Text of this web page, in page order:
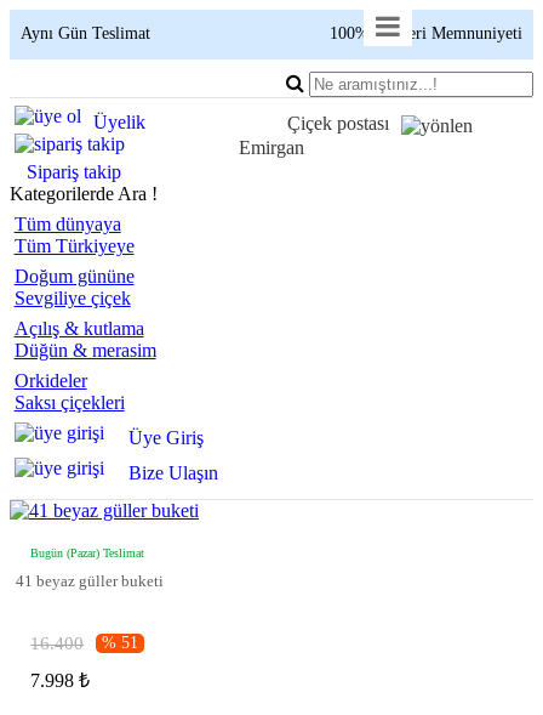
Aynı Gün Teslimat 100% Müşteri Memnuniyeti
Üyelik
Sipariş takip
Kategorilerde Ara !
Tüm dünyaya
Tüm Türkiyeye
Doğum gününe
Sevgiliye çiçek
Açılış & kutlama
Düğün & merasim
Orkideler
Saksı çiçekleri
Üye Giriş
Bize Ulaşın
Çiçek postası
Emirgan
Bugün (Pazar) Teslimat
41 beyaz güller buketi
16.400 % 51
7.998 ₺